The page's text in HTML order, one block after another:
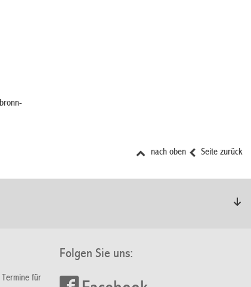
Seite zurück
nach oben
für
Folgen Sie uns: